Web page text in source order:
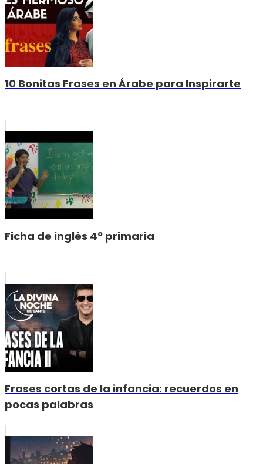
10 Bonitas Frases en Árabe para Inspirarte
Ficha de inglés 4º primaria
Frases cortas de la infancia: recuerdos en
pocas palabras